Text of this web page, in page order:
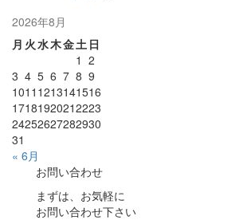
2026年8月
月 火水木金土 日
« 6月
1 2
3 4 5 6 7 8 9
1011 1213141516
17181920212223
24252627282930
31
お問い合わせ
まずは、お気軽に
お問い合わせ下さい